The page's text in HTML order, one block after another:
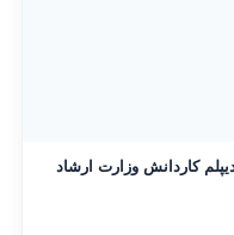
کاردانش وزارت ارشاد